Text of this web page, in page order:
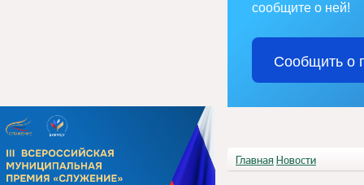
сообщите о ней!
Сообщить о
Главная Новости